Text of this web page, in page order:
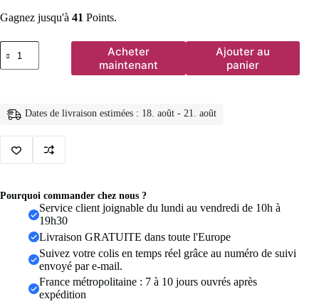
Gagnez jusqu'à 41 Points.
quantité
de
Bagues
inoxydable
316L
pour
et
hommes,
anneau
esthétiques
gothiques
Acheter
maintenant
Ajouter au
panier
Dates de livraison estimées : 18. août - 21. août
Pourquoi commander chez nous ?
Service client joignable du lundi au vendredi de 10h à
19h30
Livraison GRATUITE dans toute l'Europe
Suivez votre colis en temps réel grâce au numéro de suivi
envoyé par e-mail.
France métropolitaine : 7 à 10 jours ouvrés après
expédition